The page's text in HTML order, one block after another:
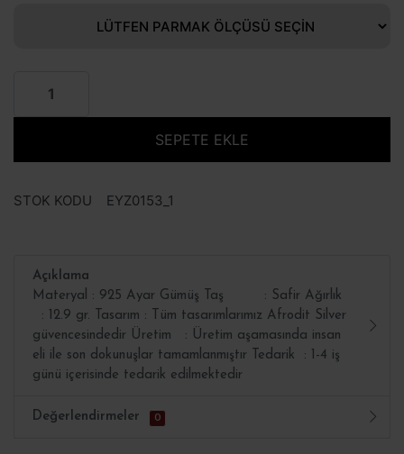
SEPETE EKLE
STOK KODU EYZ0153_1
Açıklama
Materyal : 925 Ayar Gümüş Taş : Safir Ağırlık
: 12.9 gr. Tasarım : Tüm tasarımlarımız Afrodit Silver
güvencesindedir Üretim : Üretim aşamasında insan
eli ile son dokunuşlar tamamlanmıştır Tedarik : 1-4 iş
günü içerisinde tedarik edilmektedir
Değerlendirmeler 0